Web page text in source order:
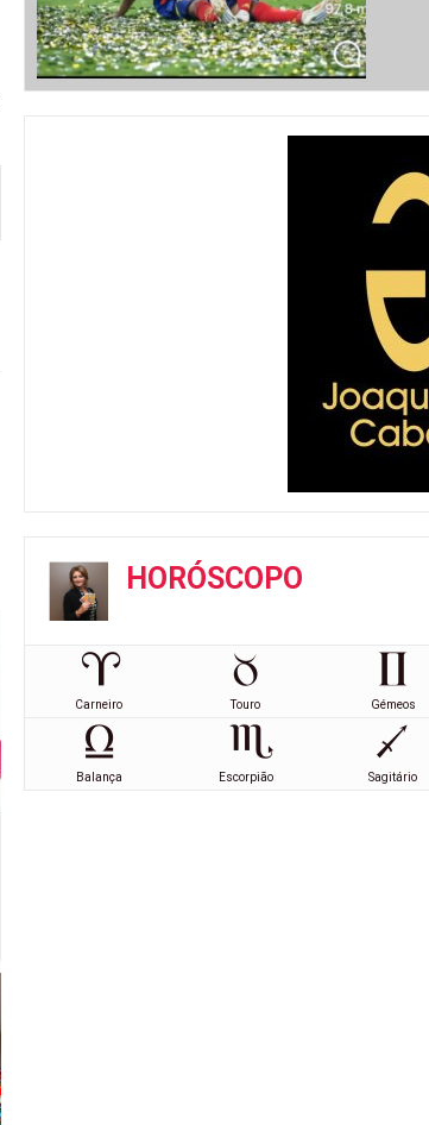
HORÓSCOPO
Carneiro Touro Gémeos
Balança Escorpião Sagitário